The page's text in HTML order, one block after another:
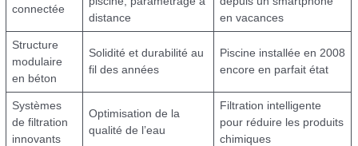
connectée
distance
en vacances
Structure
modulaire
en béton
Solidité et durabilité au
fil des années
Piscine installée en 2008
encore en parfait état
Systèmes
de filtration
innovants
Optimisation de la
qualité de l’eau
Filtration intelligente
pour réduire les produits
chimiques